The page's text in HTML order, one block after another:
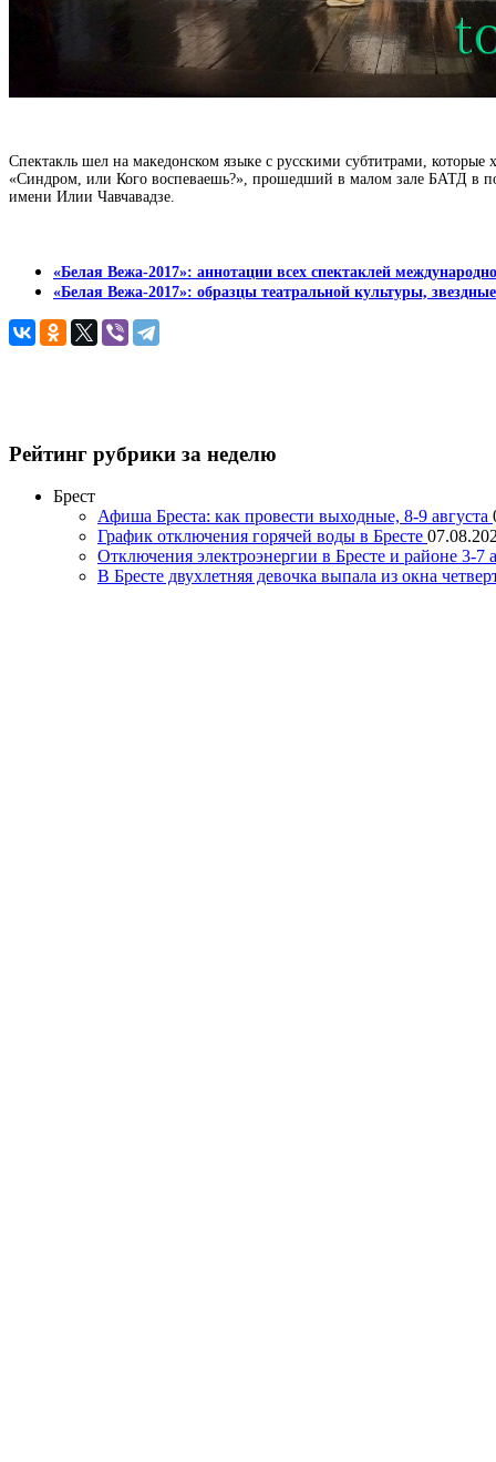
Спектакль шел на македонском языке с русскими субтитрами, которые
«Синдром, или Кого воспеваешь?», прошедший в малом зале БАТД в
имени Илии Чавчавадзе.
«Белая Вежа-2017»: аннотации всех спектаклей
«Белая Вежа-2017»: образцы театральной культуры,
Рейтинг рубрики за неделю
Брест
Афиша Бреста: как провести выходные, 8-9 августа
График отключения горячей воды в Бресте
Отключения электроэнергии в Бресте и районе 3-7
В Бресте двухлетняя девочка выпала из окна